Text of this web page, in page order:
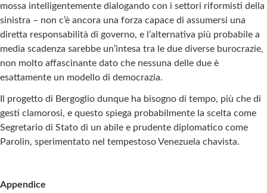
mossa intelligentemente dialogando con i settori riformisti della
sinistra – non c’è ancora una forza capace di assumersi una
diretta responsabilità di governo, e l’alternativa più probabile a
media scadenza sarebbe un’intesa tra le due diverse burocrazie,
non molto affascinante dato che nessuna delle due è
esattamente un modello di democrazia.
Il progetto di Bergoglio dunque ha bisogno di tempo, più che di
gesti clamorosi, e questo spiega probabilmente la scelta come
Segretario di Stato di un abile e prudente diplomatico come
Parolin, sperimentato nel tempestoso Venezuela chavista.
Appendice